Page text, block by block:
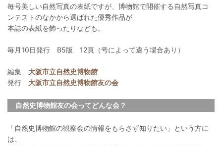
毎号美しい自然写真の表紙ですが、博物館で開催する自然写真コ
ンテストのなかから選ばれた優秀作品が
本誌の表紙を飾ったりなども。
毎月10日発行 B5版 12頁（号によって違う場合あり）
編集 大阪市立自然史博物館
発行 大阪市立自然史博物館友の会
自然史博物館友の会ってどんな会？
「自然史博物館の観察会の情報をもらさず知りたい」という方に
は、